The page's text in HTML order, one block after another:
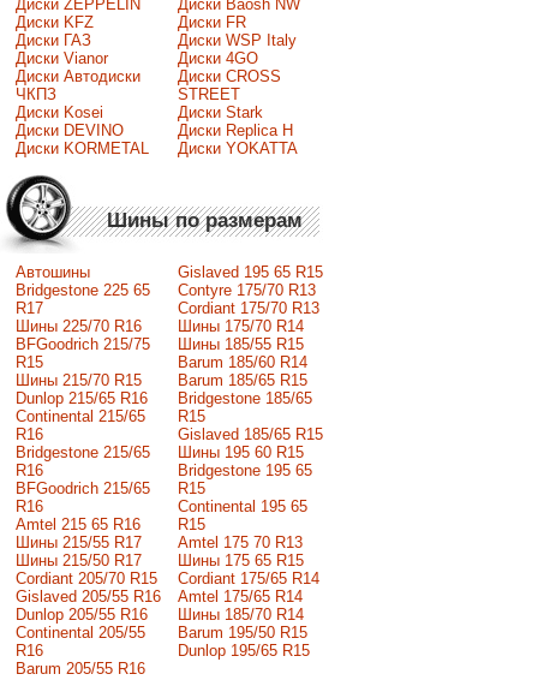
Диски ZEPPELIN
Диски KFZ
Диски ГАЗ
Диски Vianor
Диски Автодиски
ЧКПЗ
Диски Kosei
Диски DEVINO
Диски KORMETAL
Диски Baosh NW
Диски FR
Диски WSP Italy
Диски 4GO
Диски CROSS
STREET
Диски Stark
Диски Replica H
Диски YOKATTA
Шины по размерам
Автошины
Bridgestone 225 65
R17
Шины 225/70 R16
BFGoodrich 215/75
R15
Шины 215/70 R15
Dunlop 215/65 R16
Continental 215/65
R16
Bridgestone 215/65
R16
BFGoodrich 215/65
R16
Amtel 215 65 R16
Шины 215/55 R17
Шины 215/50 R17
Сordiant 205/70 R15
Gislaved 205/55 R16
Dunlop 205/55 R16
Continental 205/55
R16
Barum 205/55 R16
Gislaved 195 65 R15
Contyre 175/70 R13
Cordiant 175/70 R13
Шины 175/70 R14
Шины 185/55 R15
Barum 185/60 R14
Barum 185/65 R15
Bridgestone 185/65
R15
Gislaved 185/65 R15
Шины 195 60 R15
Bridgestone 195 65
R15
Continental 195 65
R15
Amtel 175 70 R13
Шины 175 65 R15
Cordiant 175/65 R14
Amtel 175/65 R14
Шины 185/70 R14
Barum 195/50 R15
Dunlop 195/65 R15